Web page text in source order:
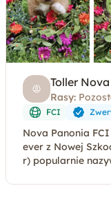
Toller
Rasy:
FCI
Nova Panonia
ever z Nowej
r) popularnie